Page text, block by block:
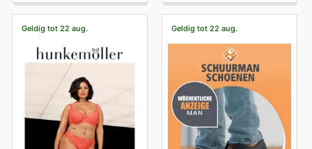
Geldig tot 22 aug. Geldig tot 22 aug.